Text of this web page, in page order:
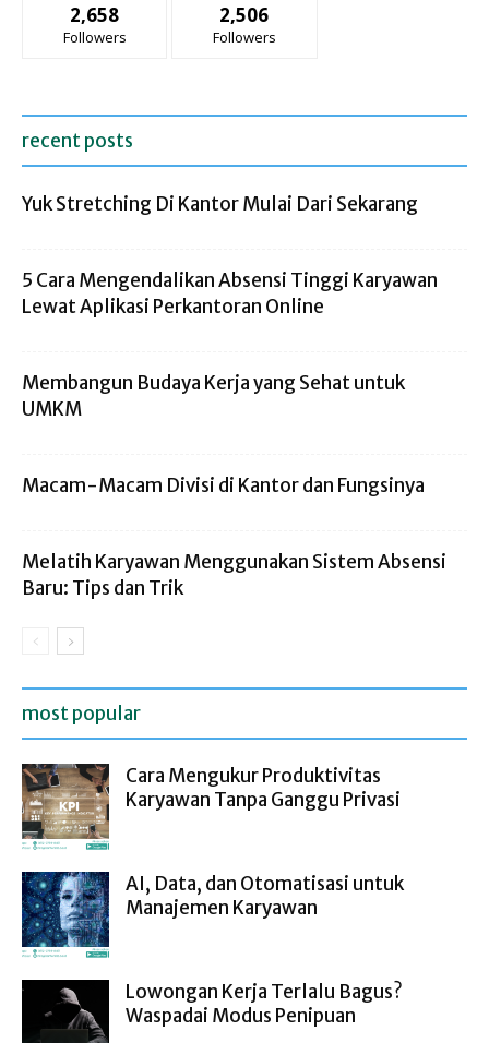
2,658
Followers
2,506
Followers
recent posts
Yuk Stretching Di Kantor Mulai Dari Sekarang
5 Cara Mengendalikan Absensi Tinggi Karyawan
Lewat Aplikasi Perkantoran Online
Membangun Budaya Kerja yang Sehat untuk
UMKM
Macam-Macam Divisi di Kantor dan Fungsinya
Melatih Karyawan Menggunakan Sistem Absensi
Baru: Tips dan Trik
most popular
Cara Mengukur Produktivitas
Karyawan Tanpa Ganggu Privasi
AI, Data, dan Otomatisasi untuk
Manajemen Karyawan
Lowongan Kerja Terlalu Bagus?
Waspadai Modus Penipuan